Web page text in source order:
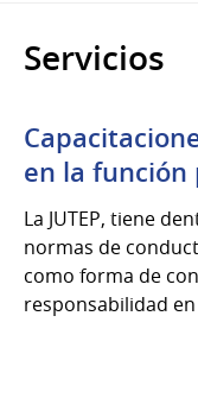
Servicios
en la función
La JUTEP, tiene
normas de
como forma de
responsabilidad